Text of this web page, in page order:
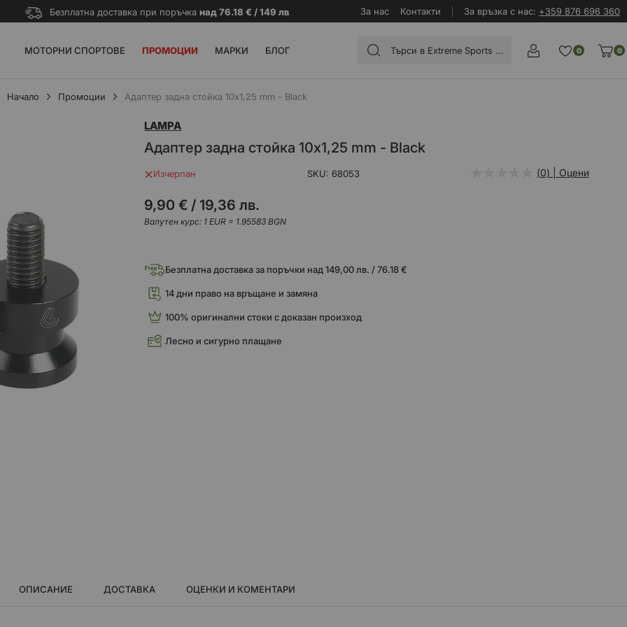
Безплатна доставка при поръчка над 76.18 € / 149 лв За нас Контакти За връзка с нас: +359 876 696 360
МОТОРНИ СПОРТОВЕ ПРОМОЦИИ МАРКИ БЛОГ 0
0
Начало Промоции Адаптер задна стойка 10x1,25 mm - Black
Адаптер задна стойка 10x1,25 mm - Black
LAMPA
Изчерпан SKU 68053 (0) | Оцени
9,90 € /19,36 лв.
Валутен курс: 1 EUR = 1.95583 BGN
Безплатна доставка за поръчки над 149,00 лв. / 76.18 €
14 дни право на връщане и замяна
100% оригинални стоки с доказан произход
Лесно и сигурно плащане
ОПИСАНИЕ ДОСТАВКА ОЦЕНКИ И КОМЕНТАРИ